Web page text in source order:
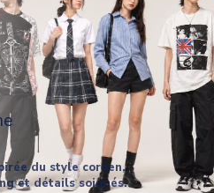
du style coréen,
et détails soignés.